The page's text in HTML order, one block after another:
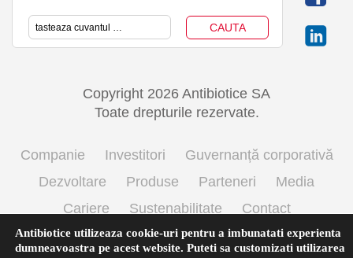
Copyright 2026 Antibiotice SA
Toate drepturile rezervate.
Companie Investitori
Guvernanță corporativă
Dezvoltare
Produse Parteneri
Media
Cariere
Sustenabilitate
Contact
Termeni si conditii de utilizare
Politica cookie
Antibiotice utilizeaza cookie-uri pentru a imbunatati experienta
dumneavoastra pe acest website. Puteti sa customizati utilizarea